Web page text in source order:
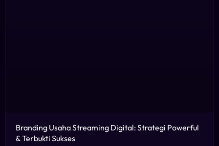
Branding Usaha Streaming Digital: Strategi Powerful
& Terbukti Sukses